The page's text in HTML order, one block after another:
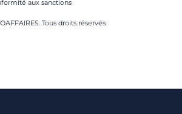
aux sanctions
Tous droits réservés.